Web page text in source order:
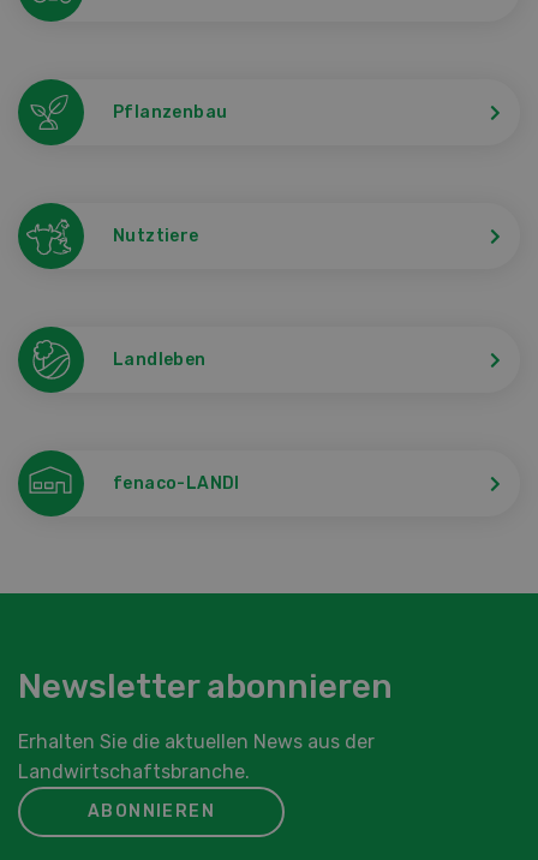
Pflanzenbau
Nutztiere
Landleben
fenaco-LANDI
Newsletter abonnieren
Erhalten Sie die aktuellen News aus der
Landwirtschaftsbranche.
ABONNIEREN